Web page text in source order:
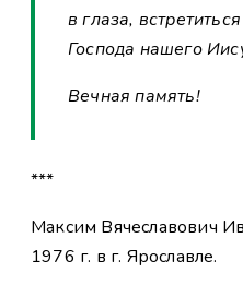
в глаза,
Господа нашего
Вечная память!
***
Максим Вячеславович
1976 г. в г. Ярославле.